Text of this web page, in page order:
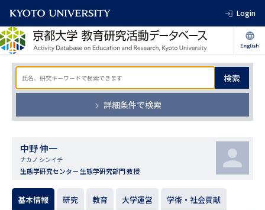
Login
検索
詳細条件で検索
中野 伸一
ナカノ シンイチ
生態学研究センター 生態学研究部門 教授
基本情報 研究 教育 大学運営 学術・社会貢献